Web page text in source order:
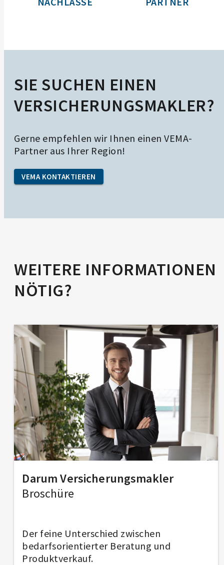
SIE SUCHEN EINEN
VERSICHERUNGS­MAKLER?
Gerne empfehlen wir Ihnen einen VEMA-
Partner aus Ihrer Region!
VEMA KONTAKTIEREN
WEITERE INFORMA­TIONEN
NÖTIG?
Darum Ver­sicherungs­makler
Broschüre
Der feine Unterschied zwischen
bedarfsorientierter Beratung und
Produktverkauf.